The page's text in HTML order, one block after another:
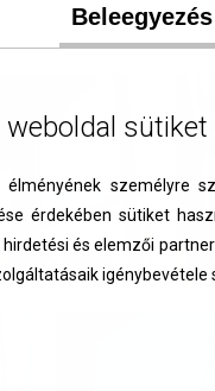
Beleegyezés
weboldal sütiket
élményének személyre
érdekében sütiket
hirdetési és elemzői
igénybevétele